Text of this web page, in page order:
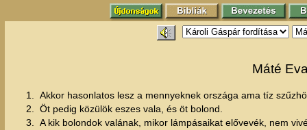
Máté
1.
Akkor hasonlatos lesz a mennyeknek országa ama tíz
2.
Öt pedig közülök eszes vala, és öt bolond.
3.
A kik bolondok valának, mikor lámpásaikat elővevék, nem